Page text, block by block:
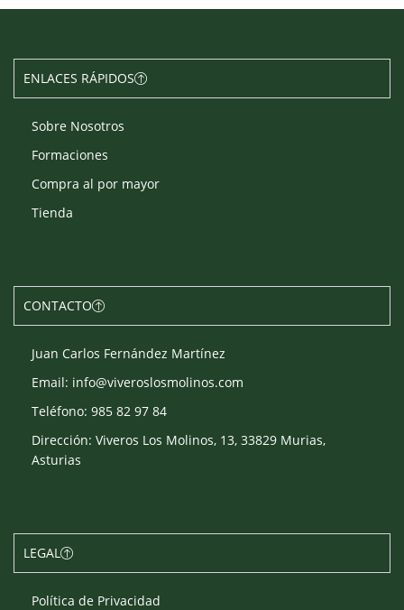
ENLACES RÁPIDOS
Sobre Nosotros
Formaciones
Compra al por mayor
Tienda
CONTACTO
Juan Carlos Fernández Martínez
Email: info@viveroslosmolinos.com
Teléfono: 985 82 97 84
Dirección: Viveros Los Molinos, 13, 33829 Murias,
Asturias
LEGAL
Política de Privacidad